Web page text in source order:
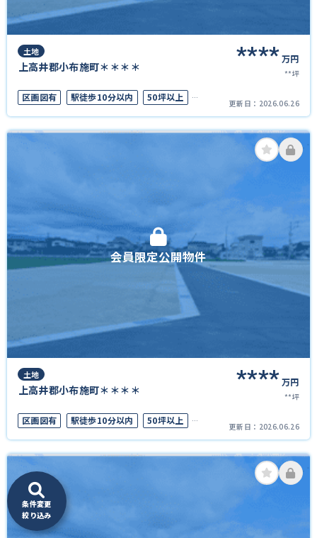
土地
上高井郡小布施町＊＊＊＊ ****万円
**坪
区画図有 駅徒歩10分以内
50坪以上
接道6ｍ以上
上下水道完備
更新日： 2026.06.26
会員限定公開物件
土地
上高井郡小布施町＊＊＊＊ ****万円
**坪
区画図有 駅徒歩10分以内
50坪以上
接道6ｍ以上
上下水道完備
更新日： 2026.06.26
条件変更
絞り込み